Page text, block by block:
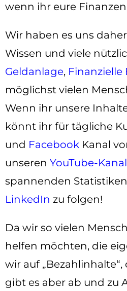
wenn ihr eure
Wir haben es uns
Wissen und viele
Geldanlage, Finanzielle
möglichst vielen
Wenn ihr unsere
könnt ihr für tägliche
und Facebook Kanal
unseren YouTube-Kanal
spannenden
LinkedIn zu folgen!
Da wir so vielen
helfen möchten, die
wir auf
gibt es aber ab und zu